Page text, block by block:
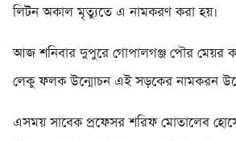
লিটন অকাল মৃত্যুতে এ নামকরণ করা হয়।
আজ শনিবার দুপুরে গোপালগঞ্জ পৌর মেয়র
লেকু ফলক উন্মোচন এই সড়কের নামকরন
এসময় সাবেক প্রফেসর শরিফ মোতালেব